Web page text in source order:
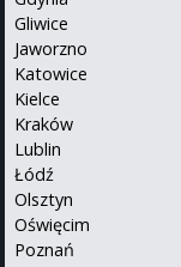
Gliwice
Jaworzno
Katowice
Kielce
Kraków
Lublin
Łódź
Olsztyn
Oświęcim
Poznań